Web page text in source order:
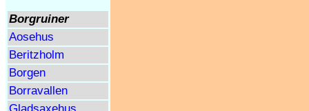
Borgruiner
Aosehus
Beritzholm
Borgen
Borravallen